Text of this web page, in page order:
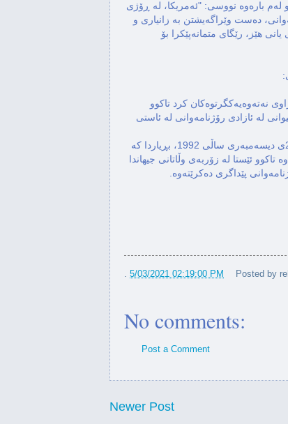
5/03/2021 02:19:00 PM Posted by
No comments:
Post a Comment
Newer Post